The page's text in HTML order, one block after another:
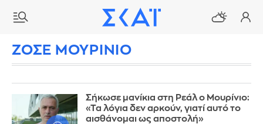
ΖΟΣΕ ΜΟΥΡΙΝΙΟ
Σήκωσε μανίκια στη Ρεάλ ο Μουρίνιο:
«Τα λόγια δεν αρκούν, γιατί αυτό το
αισθάνομαι ως αποστολή»